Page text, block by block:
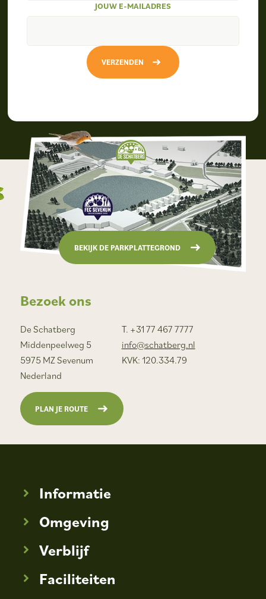
JOUW E-MAILADRES
VERZENDEN
Informatie
Omgeving
Verblijf
Faciliteiten
Bezoek ons
De Schatberg
Middenpeelweg 5
5975 MZ Sevenum
Nederland
T. +31 77 467 7777
info@schatberg.nl
KVK: 120.334.79
PLAN JE ROUTE
BEKIJK DE PARKPLATTEGROND